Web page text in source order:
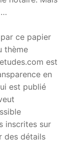
…
ce papier
thème
est
en
est publié
inscrites sur
des détails